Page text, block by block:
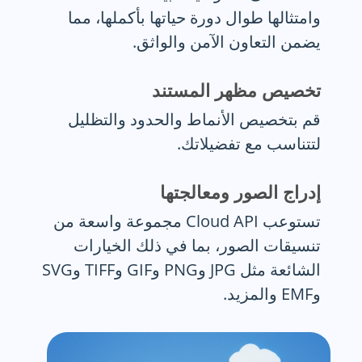
وامتثالها طوال دورة حياتها بأكملها، مما
يضمن التعاون الآمن والواثق.
تخصيص مظهر المستند
قم بتخصيص الأنماط والحدود والتظليل
لتتناسب مع تفضيلاتك.
إدراج الصور ومعالجتها
تستوعب Cloud API مجموعة واسعة من
تنسيقات الصور، بما في ذلك الخيارات
الشائعة مثل JPG وPNG وGIF وTIFF وSVG